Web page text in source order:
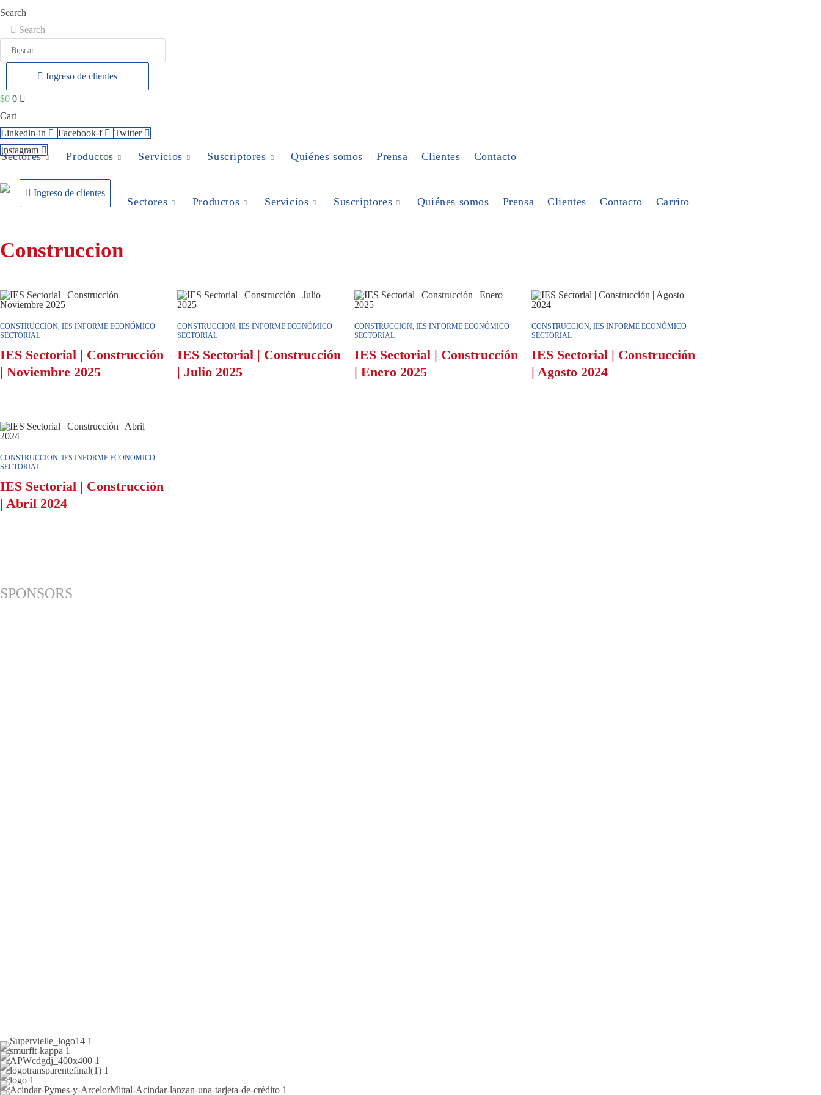
Ir
contenido
Search
Search
Ingreso de clientes
$0 0
Cart
Linkedin-in
Facebook-f
Twitter
Instagram
Sectores Productos Servicios Suscriptores Quiénes somos Prensa Clientes Contacto
Ingreso de clientes
Sectores Productos Servicios Suscriptores Quiénes somos Prensa Clientes Contacto Carrito
Construccion
CONSTRUCCION, IES INFORME ECONÓMICO
SECTORIAL
IES Sectorial | Construcción
| Noviembre 2025
CONSTRUCCION, IES INFORME ECONÓMICO
SECTORIAL
IES Sectorial | Construcción
| Julio 2025
CONSTRUCCION, IES INFORME ECONÓMICO
SECTORIAL
IES Sectorial | Construcción
| Enero 2025
CONSTRUCCION, IES INFORME ECONÓMICO
SECTORIAL
IES Sectorial | Construcción
| Agosto 2024
CONSTRUCCION, IES INFORME ECONÓMICO
SECTORIAL
IES Sectorial | Construcción
| Abril 2024
SPONSORS